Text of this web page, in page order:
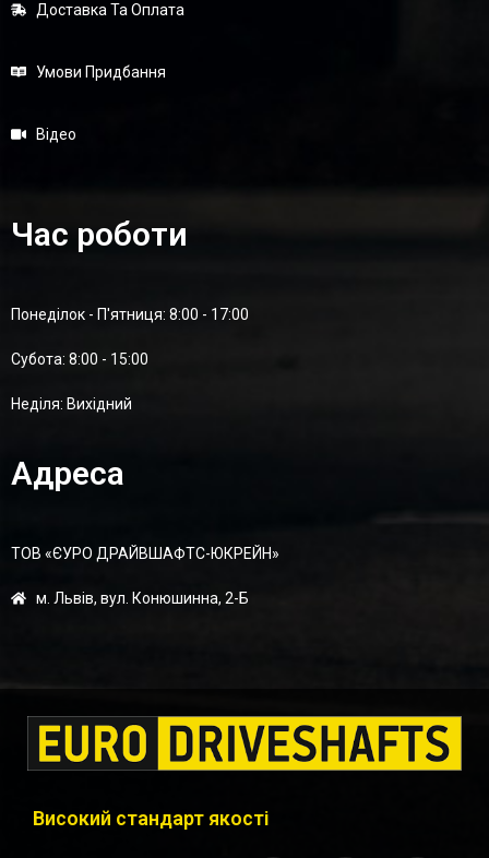
Доставка Та Оплата
Умови Придбання
Відео
Час роботи
Понеділок - П'ятниця: 8:00 - 17:00
Суботa: 8:00 - 15:00
Неділя: Вихідний
Адреса
ТОВ «ЄУРО ДРАЙВШАФТC-ЮКРЕЙН»
м. Львів, вул. Конюшинна, 2-Б
Високий стандарт якості